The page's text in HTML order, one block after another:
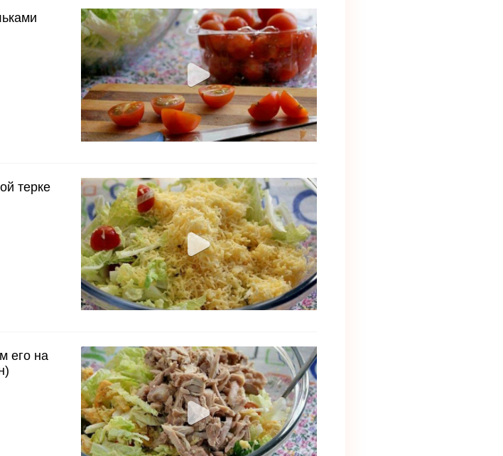
терке
его на